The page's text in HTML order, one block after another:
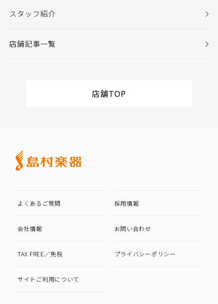
スタッフ紹介
店舗記事一覧
店舗TOP
よくあるご質問 採用情報
会社情報 お問い合わせ
TAX FREE／免税 プライバシーポリシー
サイトご利用について